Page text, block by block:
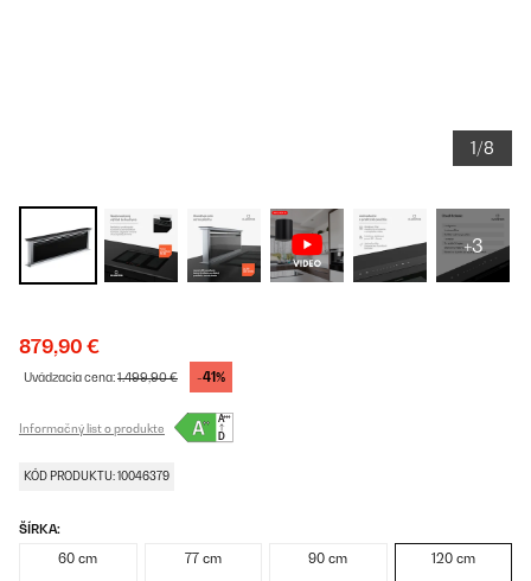
1/8
+3
879,90 €
Uvádzacia cena:1.499,90 € -41%
Informačný list o produkte
KÓD PRODUKTU: 10046379
ŠÍRKA:
60 cm 77 cm 90 cm 120 cm